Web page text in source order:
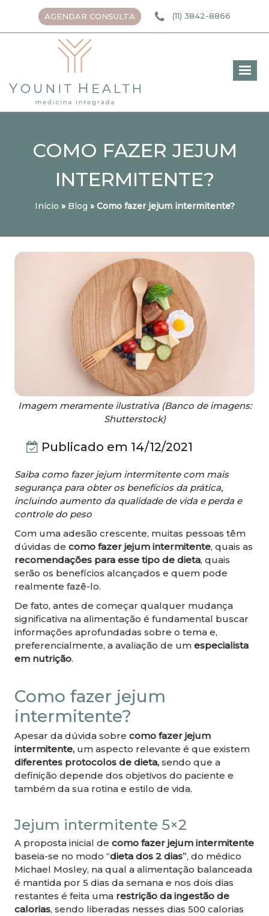
AGENDAR CONSULTA (11) 3842-8866
COMO FAZER JEJUM
INTERMITENTE?
Início » Blog » Como fazer jejum intermitente?
Imagem meramente ilustrativa (Banco de imagens:
Shutterstock)
Publicado em 14/12/2021
Saiba como fazer jejum intermitente com mais
segurança para obter os benefícios da prática,
incluindo aumento da qualidade de vida e perda e
controle do peso
Com uma adesão crescente, muitas pessoas têm
dúvidas de como fazer jejum intermitente, quais as
recomendações para esse tipo de dieta, quais
serão os benefícios alcançados e quem pode
realmente fazê-lo.
De fato, antes de começar qualquer mudança
significativa na alimentação é fundamental buscar
informações aprofundadas sobre o tema e,
preferencialmente, a avaliação de um especialista
em nutrição.
Como fazer jejum
intermitente?
Apesar da dúvida sobre como fazer jejum
intermitente, um aspecto relevante é que existem
diferentes protocolos de dieta, sendo que a
definição depende dos objetivos do paciente e
também da sua rotina e estilo de vida.
Jejum intermitente 5×2
A proposta inicial de como fazer jejum intermitente
baseia-se no modo “dieta dos 2 dias”, do médico
Michael Mosley, na qual a alimentação balanceada
é mantida por 5 dias da semana e nos dois dias
restantes é feita uma restrição da ingestão de
calorias, sendo liberadas nesses dias 500 calorias